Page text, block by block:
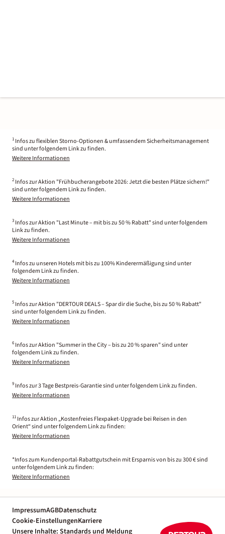
1 Infos zu flexiblen Storno-Optionen & umfassendem Sicherheitsmanagement
sind unter folgendem Link zu finden.
Weitere Informationen
2 Infos zur Aktion "Frühbucherangebote 2026: Jetzt die besten Plätze sichern!"
sind unter folgendem Link zu finden.
Weitere Informationen
3 Infos zur Aktion "Last Minute – mit bis zu 50 % Rabatt" sind unter folgendem
Link zu finden.
Weitere Informationen
4 Infos zu unseren Hotels mit bis zu 100% Kinderermäßigung sind unter
folgendem Link zu finden.
Weitere Informationen
5 Infos zur Aktion "DERTOUR DEALS – Spar dir die Suche, bis zu 50 % Rabatt"
sind unter folgendem Link zu finden.
Weitere Informationen
6 Infos zur Aktion "Summer in the City – bis zu 20 % sparen" sind unter
folgendem Link zu finden.
Weitere Informationen
9 Infos zur 3 Tage Bestpreis-Garantie sind unter folgendem Link zu finden.
Weitere Informationen
11 Infos zur Aktion „Kostenfreies Flexpaket-Upgrade bei Reisen in den
Orient“ sind unter folgendem Link zu finden:
Weitere Informationen
*Infos zum Kundenportal-Rabattgutschein mit Ersparnis von bis zu 300 € sind
unter folgendem Link zu finden:
Weitere Informationen
ImpressumAGBDatenschutz
Cookie-EinstellungenKarriere
Unsere Inhalte: Standards und Meldung